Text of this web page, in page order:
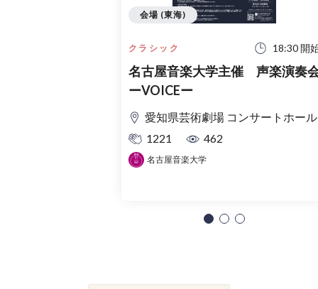
クラシック 18:30 開
名古屋音楽大学主催 声楽演奏
ーVOICEー
愛知県芸術劇場 コンサートホール
1221
462
名古屋音楽大学
会場 (東海)